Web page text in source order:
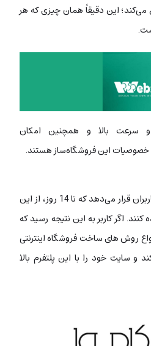
این دقیقاً‌ همان چیزی که هر
و سرعت بالا و همچنین امکان
این فروشگاه‌ساز هستند.
کاموا این امکان را در اختیار کاربران قرار می‌دهد که تا 14 روز، از این
اگر کاربر به این نتیجه رسید که
روش های ساخت فروشگاه اینترنتی
و سایت خود را با این پلتفرم بالا